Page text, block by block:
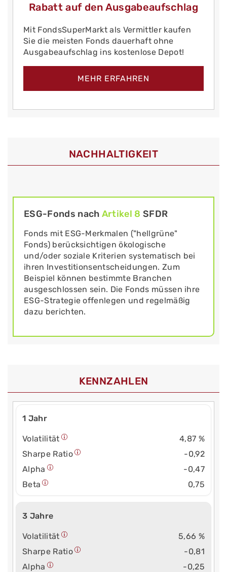
Rabatt auf den Ausgabeaufschlag
Mit FondsSuperMarkt als Vermittler kaufen
Sie die meisten Fonds dauerhaft ohne
Ausgabeaufschlag ins kostenlose Depot!
MEHR ERFAHREN
NACHHALTIGKEIT
ESG-Fonds nach Artikel 8 SFDR
Fonds mit ESG-Merkmalen ("hellgrüne"
Fonds) berücksichtigen ökologische
und/oder soziale Kriterien systematisch bei
ihren Investitionsentscheidungen. Zum
Beispiel können bestimmte Branchen
ausgeschlossen sein. Die Fonds müssen ihre
ESG-Strategie offenlegen und regelmäßig
dazu berichten.
KENNZAHLEN
1 Jahr
Volatilität
4,87 %
Sharpe Ratio
-0,92
Alpha
-0,47
Beta
0,75
3 Jahre
Volatilität
5,66 %
Sharpe Ratio
-0,81
Alpha
-0,25